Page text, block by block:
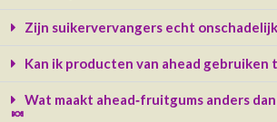
Zijn suikervervangers echt
Kan ik producten van ahead gebruiken
Wat maakt ahead‑fruitgums anders
🍬